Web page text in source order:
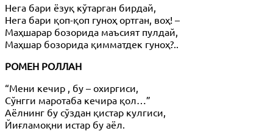
Нега бари ёзуқ кўтарган бирдай,
Нега бари қоп-қоп гуноҳ ортган, воҳ! –
Маҳшарар бозорида маъсият пулдай,
Маҳшар бозорида қимматдек гуноҳ?..
РОМЕН РОЛЛАН
“Мени кечир , бу – охиргиси,
Сўнгги маротаба кечира қол…”
Аёлнинг бу сўздан қистар кулгиси,
Йиғламоқни истар бу аёл.